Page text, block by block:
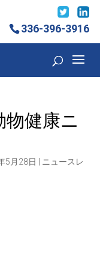
336-396-3916
健康ニ
5月28日
ニュースレ